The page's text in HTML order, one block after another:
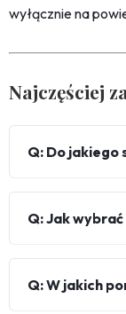
wyłącznie na
Najczęściej
Q: Do
Q: Jak
Q: W jakich